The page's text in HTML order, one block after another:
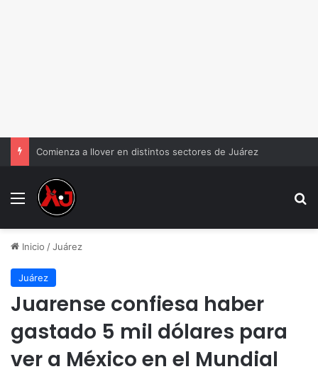
Comienza a llover en distintos sectores de Juárez
Menu
Inicio /Juárez
Juárez
Juarense confiesa haber
gastado 5 mil dólares para
ver a México en el Mundial